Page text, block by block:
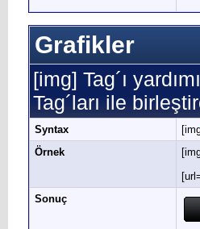
Grafikler
[img] Tag´ı
Tag´ları ile
Syntax
Örnek
Sonuç